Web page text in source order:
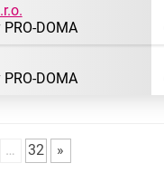
DOMA
DOMA
… 32 »